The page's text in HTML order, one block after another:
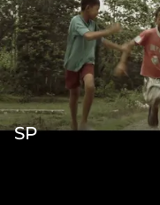
SP